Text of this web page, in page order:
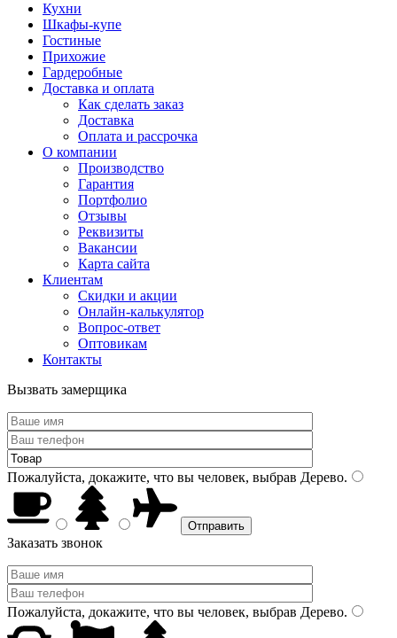
Кухни
Шкафы-купе
Гостиные
Прихожие
Гардеробные
Доставка и оплата
Как сделать заказ
Доставка
Оплата и рассрочка
О компании
Производство
Гарантия
Портфолио
Отзывы
Реквизиты
Вакансии
Карта сайта
Клиентам
Скидки и акции
Онлайн-калькулятор
Вопрос-ответ
Оптовикам
Контакты
Вызвать замерщика
Пожалуйста, докажите, что вы человек, выбрав Дерево.
Заказать звонок
Пожалуйста, докажите, что вы человек, выбрав Дерево.